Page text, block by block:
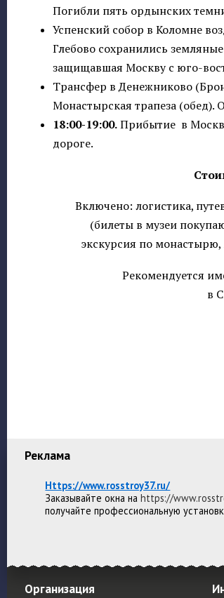
Реклама
Https://www.rosstroy37.ru/
Заказывайте окна наhttps://
получайте профессиональную
Погибли пять ордынских
Успенский собор в Коломне
Глебово сохранились
защищавшая Москву с юго-
Трансфер в Денежниково
Монастырская трапеза (обед).
18:00-19:00.Прибытие в
дороге.
Включено: логистика,
(билеты в музеи
экскурсия по
Рекомендуется
в
Организация